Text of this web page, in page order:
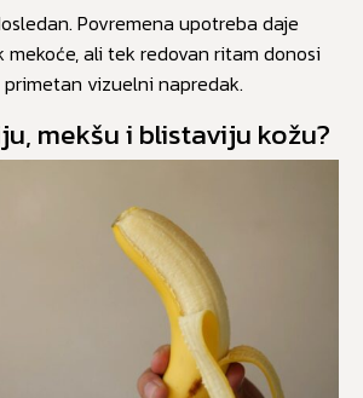
Povremena upotreba daje
ali tek redovan ritam donosi
vizuelni napredak.
mekšu i blistaviju kožu?